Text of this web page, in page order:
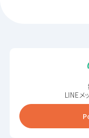
LINEメ